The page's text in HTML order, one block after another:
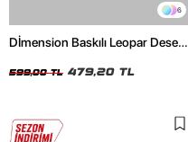
6
Dİmension Baskılı Leopar Desenli
Tshirt
599,00 TL 479,20 TL